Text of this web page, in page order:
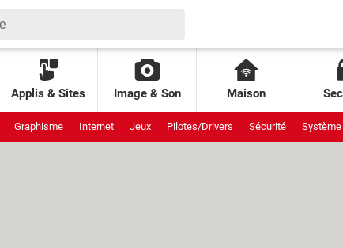
Applis & Sites Image & Son Maison
Graphisme Internet Jeux Pilotes/Drivers Sécurité Système